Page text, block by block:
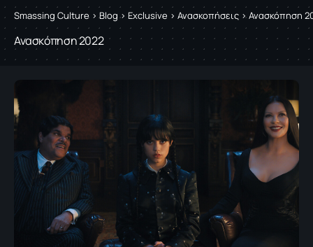
Smassing Culture >Blog> Exclusive > Ανασκοπήσεις >Ανασκόπηση
Ανασκόπηση 2022